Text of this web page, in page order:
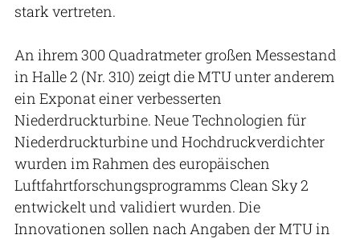
stark vertreten.
An ihrem 300 Quadratmeter großen Messestand
in Halle 2 (Nr. 310) zeigt die MTU unter anderem
ein Exponat einer verbesserten
Niederdruckturbine. Neue Technologien für
Niederdruckturbine und Hochdruckverdichter
wurden im Rahmen des europäischen
Luftfahrtforschungsprogramms Clean Sky 2
entwickelt und validiert wurden. Die
Innovationen sollen nach Angaben der MTU in